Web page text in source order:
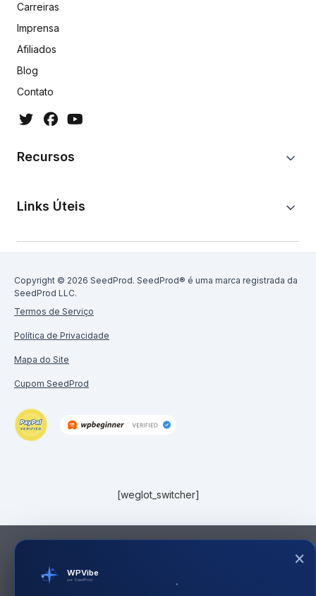
Carreiras
Imprensa
Afiliados
Blog
Contato
Recursos
Links Úteis
Copyright © 2026 SeedProd. SeedProd® é uma marca registrada da
SeedProd LLC.
Termos de Serviço
Política de Privacidade
Mapa do Site
Cupom SeedProd
[weglot_switcher]
×
WPVibe
por SeedProd